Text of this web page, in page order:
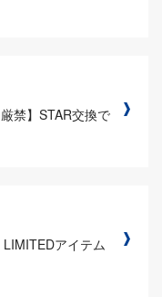
禁】STAR交換で
LIMITEDアイテム